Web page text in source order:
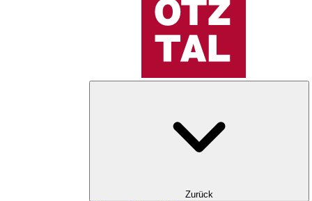
Zurück